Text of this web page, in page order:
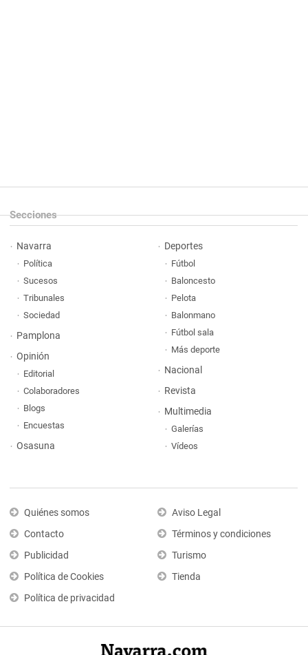
Secciones
Navarra
Política
Sucesos
Tribunales
Sociedad
Pamplona
Opinión
Editorial
Colaboradores
Blogs
Encuestas
Osasuna
Deportes
Fútbol
Baloncesto
Pelota
Balonmano
Fútbol sala
Más deporte
Nacional
Revista
Multimedia
Galerías
Vídeos
Quiénes somos
Contacto
Publicidad
Política de Cookies
Política de privacidad
Aviso Legal
Términos y condiciones
Turismo
Tienda